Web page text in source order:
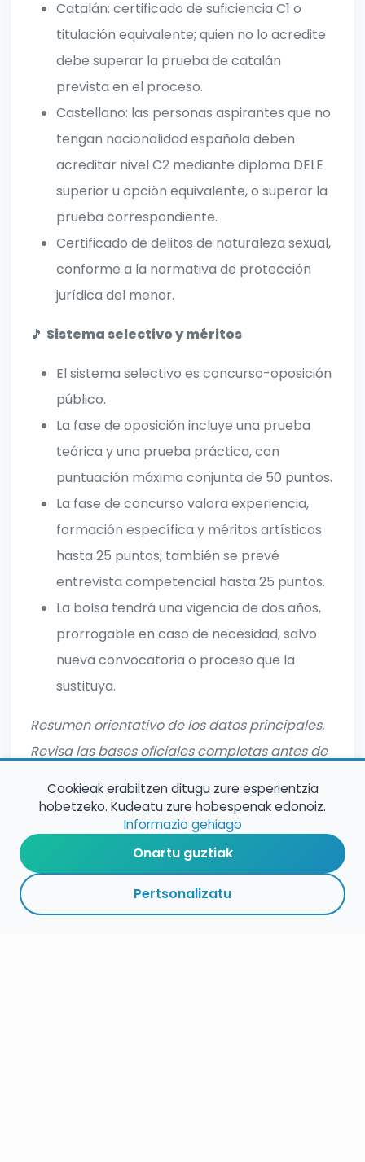
Catalán: certificado de suficiencia C1 o
titulación equivalente; quien no lo acredite
debe superar la prueba de catalán
prevista en el proceso.
Castellano: las personas aspirantes que no
tengan nacionalidad española deben
acreditar nivel C2 mediante diploma DELE
superior u opción equivalente, o superar la
prueba correspondiente.
Certificado de delitos de naturaleza sexual,
conforme a la normativa de protección
jurídica del menor.
🎵 Sistema selectivo y méritos
El sistema selectivo es concurso-oposición
público.
La fase de oposición incluye una prueba
teórica y una prueba práctica, con
puntuación máxima conjunta de 50 puntos.
La fase de concurso valora experiencia,
formación específica y méritos artísticos
hasta 25 puntos; también se prevé
entrevista competencial hasta 25 puntos.
La bolsa tendrá una vigencia de dos años,
prorrogable en caso de necesidad, salvo
nueva convocatoria o proceso que la
sustituya.
Resumen orientativo de los datos principales.
Revisa las bases oficiales completas antes de
LABURPENA EPEAK ESPEZIALITATEA ESTEKAK JARRAITU
Cookieak erabiltzen ditugu zure esperientzia
hobetzeko. Kudeatu zure hobespenak edonoiz.
Informazio gehiago
Onartu guztiak
Pertsonalizatu